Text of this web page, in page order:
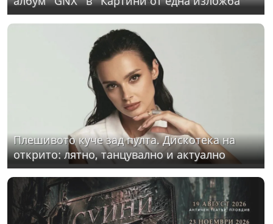
Плешивото куче зад пулта. Дискотека на
открито: лятно, танцувално и актуално